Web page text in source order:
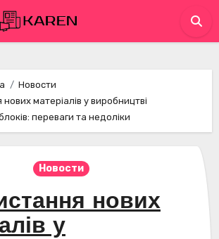
Новости
матеріалів у виробництві
переваги та недоліки
Новости
нових
у